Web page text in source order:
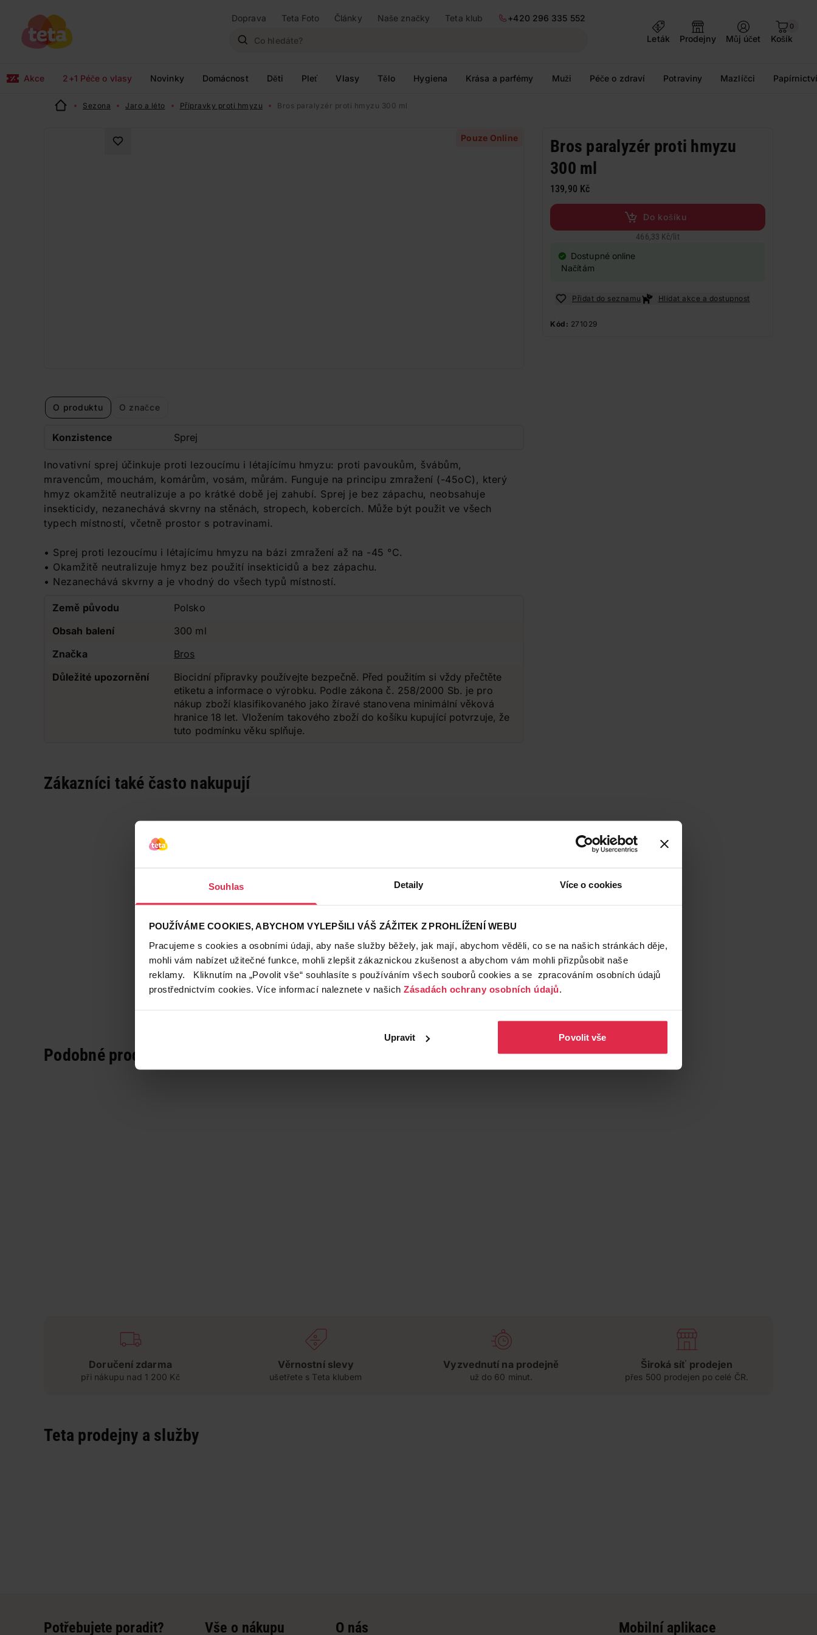
Souhlas Detaily Více o cookies
POUŽÍVÁME COOKIES, ABYCHOM VYLEPŠILI VÁŠ ZÁŽITEK Z PROHLÍŽENÍ WEBU
Pracujeme s cookies a osobními údaji, aby naše služby běžely, jak mají, abychom věděli, co se na našich stránkách děje,
mohli vám nabízet užitečné funkce, mohli zlepšit zákaznickou zkušenost a abychom vám mohli přizpůsobit naše
reklamy. Kliknutím na „Povolit vše“ souhlasíte s používáním všech souborů cookies a se zpracováním osobních údajů
prostřednictvím cookies. Více informací naleznete v našich Zásadách ochrany osobních údajů.
Upravit Povolit vše
Doprava Teta Foto Články Naše značky Teta klub
+420 296 335 552
Leták
Prodejny Můj účet
0
Košík
Akce 2+1 Péče o vlasy Novinky Domácnost Děti Pleť Vlasy Tělo Hygiena Krása a parfémy Muži Péče o zdraví Potraviny Mazlíčci
Sezona Jaro a léto Přípravky proti hmyzu Bros paralyzér proti hmyzu 300 ml
Pouze Online
O produktu O značce
Konzistence Sprej
Inovativní sprej účinkuje proti lezoucímu i létajícímu hmyzu: proti pavoukům, švábům,
mravencům, mouchám, komárům, vosám, můrám. Funguje na principu zmražení (-45oC), který
hmyz okamžitě neutralizuje a po krátké době jej zahubí. Sprej je bez zápachu, neobsahuje
insekticidy, nezanechává skvrny na stěnách, stropech, kobercích. Může být použit ve všech
typech místností, včetně prostor s potravinami.
• Sprej proti lezoucímu i létajícímu hmyzu na bázi zmražení až na -45 °C.
• Okamžitě neutralizuje hmyz bez použití insekticidů a bez zápachu.
• Nezanechává skvrny a je vhodný do všech typů místností.
Země původu
Polsko
Obsah balení
300 ml
Značka
Bros
Důležité upozornění
Biocidní přípravky používejte bezpečně. Před použitím si vždy přečtěte
etiketu a informace o výrobku. Podle zákona č. 258/2000 Sb. je pro
nákup zboží klasifikovaného jako žíravé stanovena minimální věková
hranice 18 let. Vložením takového zboží do košíku kupující potvrzuje, že
tuto podmínku věku splňuje.
Bros paralyzér proti hmyzu
300 ml
139,90 Kč
Do košíku
466,33 Kč/ lit
Dostupné online
Načítám
Přidat do seznamu Hlídat akce a dostupnost
Kód: 271029
Zákazníci také často nakupují
Podobné produkty
Doručení zdarma
při nákupu nad 1 200 Kč
Věrnostní slevy
ušetřete s Teta klubem
Vyzvednutí na prodejně
už do 60 minut.
Široká síť prodejen
přes 500 prodejen po celé ČR.
Teta prodejny a služby
Potřebujete poradit? Vše o nákupu O nás Mobilní aplikace